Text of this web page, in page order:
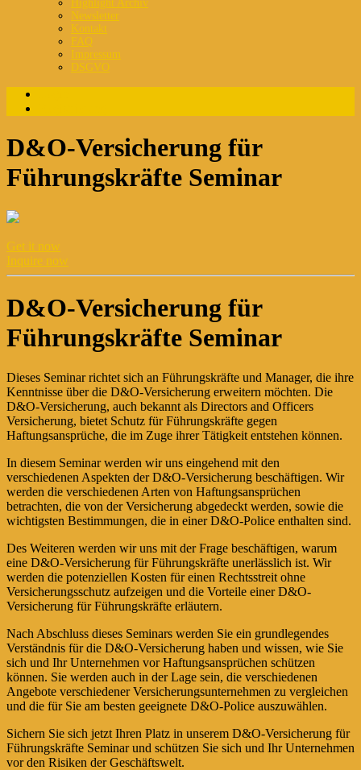
Highlight Archiv
Newsletter
Kontakt
FAQ
Impressum
DSGVO
D&O-Versicherung für
Führungskräfte Seminar
Get it now
Inquire now
D&O-Versicherung für
Führungskräfte Seminar
Dieses Seminar richtet sich an Führungskräfte und Manager, die ihre
Kenntnisse über die D&O-Versicherung erweitern möchten. Die
D&O-Versicherung, auch bekannt als Directors and Officers
Versicherung, bietet Schutz für Führungskräfte gegen
Haftungsansprüche, die im Zuge ihrer Tätigkeit entstehen können.
In diesem Seminar werden wir uns eingehend mit den
verschiedenen Aspekten der D&O-Versicherung beschäftigen. Wir
werden die verschiedenen Arten von Haftungsansprüchen
betrachten, die von der Versicherung abgedeckt werden, sowie die
wichtigsten Bestimmungen, die in einer D&O-Police enthalten sind.
Des Weiteren werden wir uns mit der Frage beschäftigen, warum
eine D&O-Versicherung für Führungskräfte unerlässlich ist. Wir
werden die potenziellen Kosten für einen Rechtsstreit ohne
Versicherungsschutz aufzeigen und die Vorteile einer D&O-
Versicherung für Führungskräfte erläutern.
Nach Abschluss dieses Seminars werden Sie ein grundlegendes
Verständnis für die D&O-Versicherung haben und wissen, wie Sie
sich und Ihr Unternehmen vor Haftungsansprüchen schützen
können. Sie werden auch in der Lage sein, die verschiedenen
Angebote verschiedener Versicherungsunternehmen zu vergleichen
und die für Sie am besten geeignete D&O-Police auszuwählen.
Sichern Sie sich jetzt Ihren Platz in unserem D&O-Versicherung für
Führungskräfte Seminar und schützen Sie sich und Ihr Unternehmen
vor den Risiken der Geschäftswelt.